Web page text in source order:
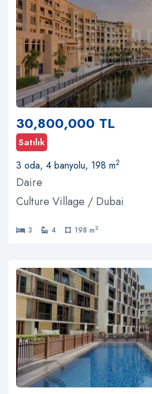
30,800,000 TL
Satılık
3 oda, 4 banyolu, 198 m2
Daire
Culture Village / Dubai
3 4 198 m2